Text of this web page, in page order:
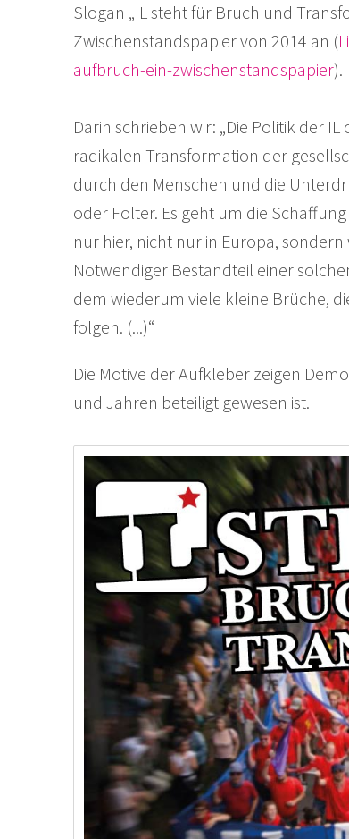
Slogan „IL steht für Bruch und
Zwischenstandspapier von 2014 an (
aufbruch-ein-zwischenstandspapier).
Darin schrieben wir: „Die Politik der
radikalen Transformation der
durch den Menschen und die
oder Folter. Es geht um die
nur hier, nicht nur in Europa, sondern
Notwendiger Bestandteil einer
dem wiederum viele kleine Brüche,
folgen. (...)“
Die Motive der Aufkleber zeigen
und Jahren beteiligt gewesen ist.